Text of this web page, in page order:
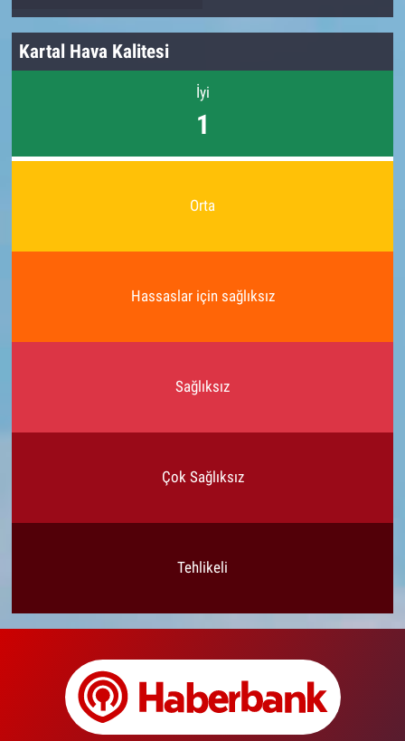
Kartal Hava Kalitesi
İyi
1
Orta
Hassaslar için sağlıksız
Sağlıksız
Çok Sağlıksız
Tehlikeli